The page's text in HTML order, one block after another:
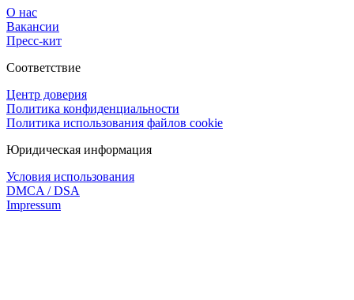
О нас
Вакансии
Пресс-кит
Соответствие
Центр доверия
Политика конфиденциальности
Политика использования файлов cookie
Юридическая информация
Условия использования
DMCA / DSA
Impressum